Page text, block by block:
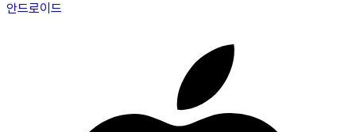
안드로이드